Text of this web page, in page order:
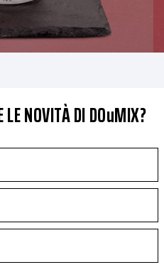
LE NOVITÀ DI DOuMIX?